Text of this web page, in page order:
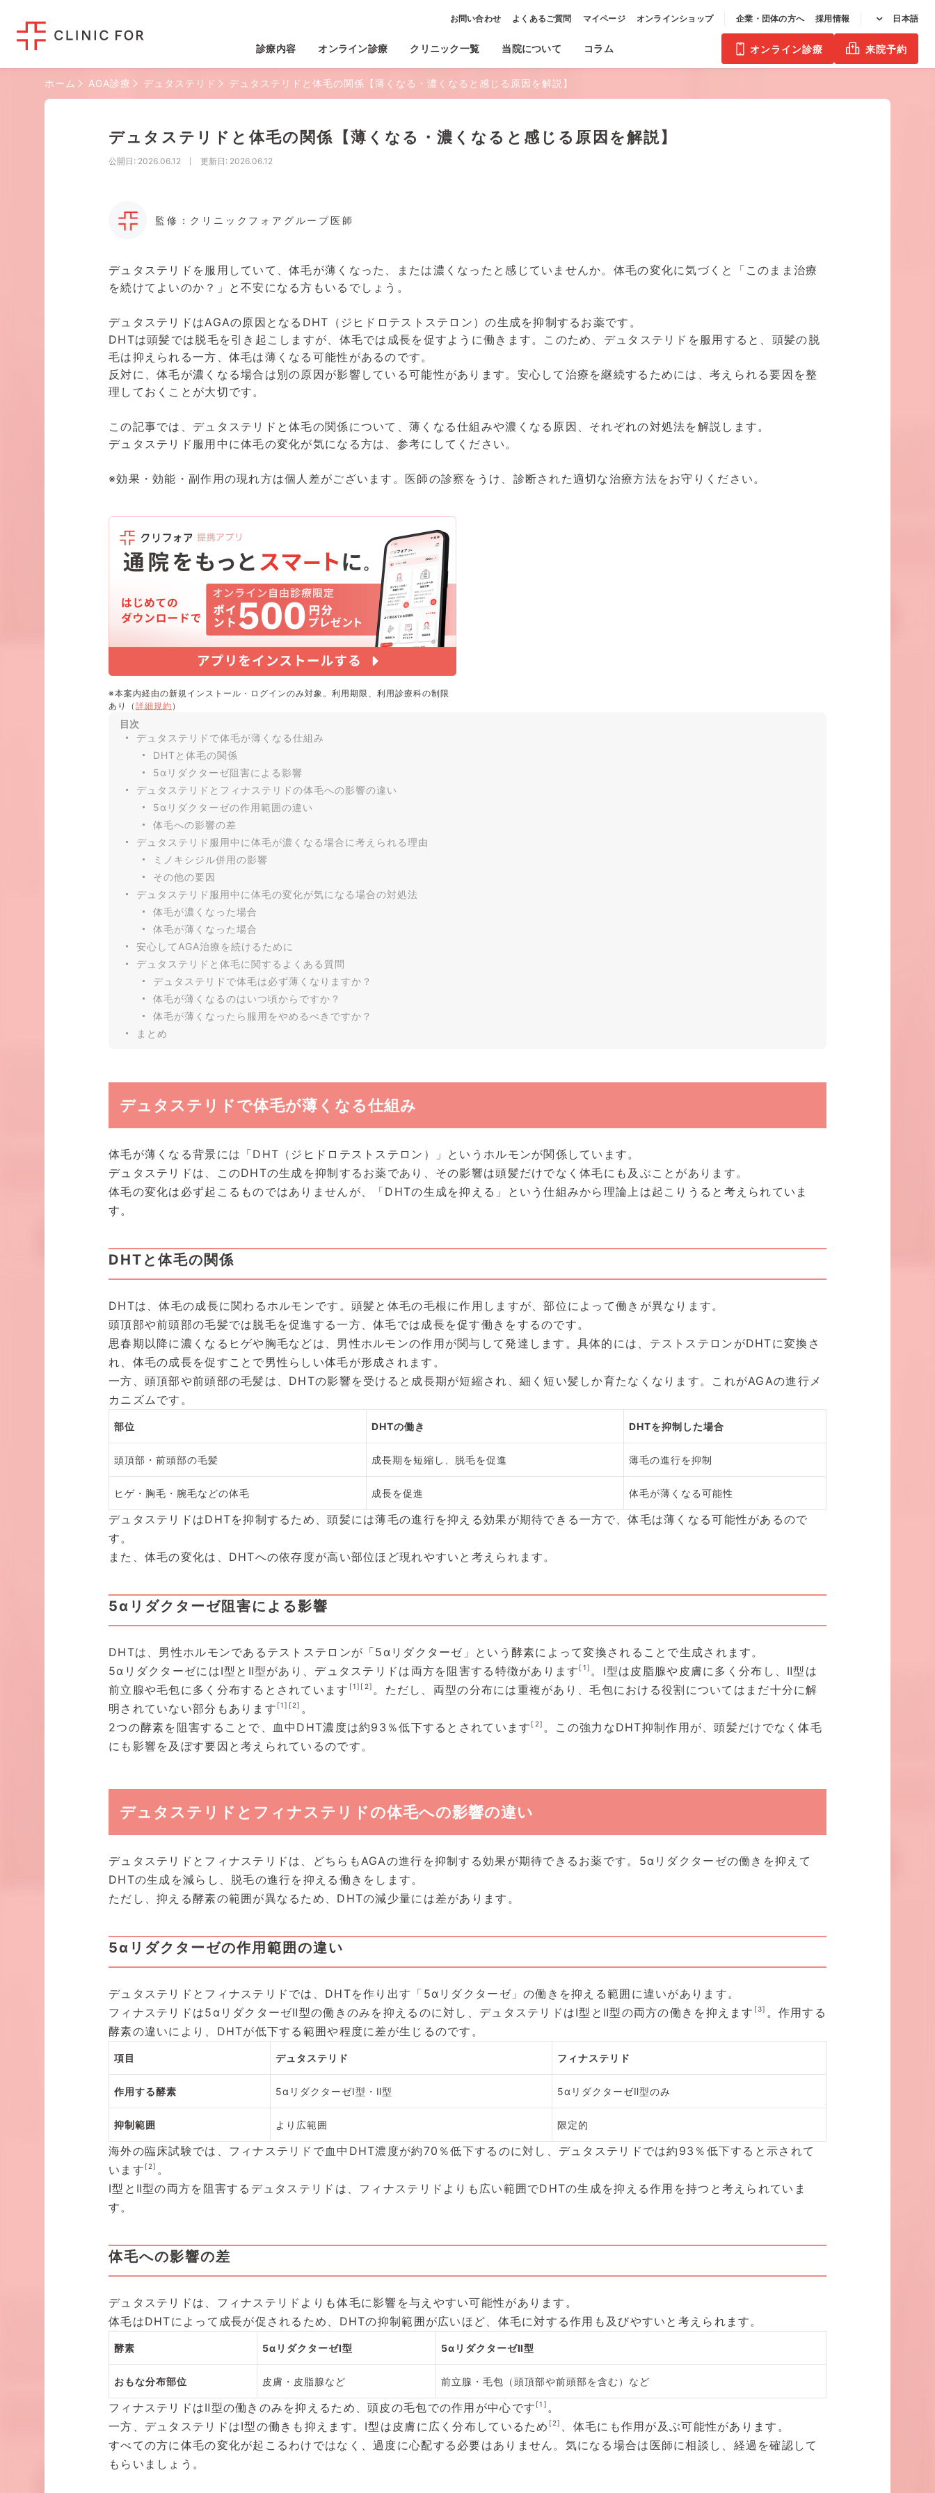
診療内容 オンライン診療 クリニック一覧 当院について コラム
お問い合わせ よくあるご質問 マイページ オンラインショップ 企業・団体の方へ 採用情報 日本語
来院予約
オンライン診療
ホーム AGA診療 デュタステリド デュタステリドと体毛の関係【薄くなる・濃くなると感じる原因を解説】
デュタステリドと体毛の関係【薄くなる・濃くなると感じる原因を解説】
公開日 : 2026.06.12 更新日 : 2026.06.12
監修：クリニックフォアグループ医師
デュタステリドを服用していて、体毛が薄くなった、または濃くなったと感じていませんか。体毛の変化に気づくと「このまま治療
を続けてよいのか？」と不安になる方もいるでしょう。
デュタステリドはAGAの原因となるDHT（ジヒドロテストステロン）の生成を抑制するお薬です。
DHTは頭髪では脱毛を引き起こしますが、体毛では成長を促すように働きます。このため、デュタステリドを服用すると、頭髪の脱
毛は抑えられる一方、体毛は薄くなる可能性があるのです。
反対に、体毛が濃くなる場合は別の原因が影響している可能性があります。安心して治療を継続するためには、考えられる要因を整
理しておくことが大切です。
この記事では、デュタステリドと体毛の関係について、薄くなる仕組みや濃くなる原因、それぞれの対処法を解説します。
デュタステリド服用中に体毛の変化が気になる方は、参考にしてください。
※効果・効能・副作用の現れ方は個人差がございます。医師の診察をうけ、診断された適切な治療方法をお守りください。
※本案内経由の新規インストール・ログインのみ対象。利用期限、利用診療科の制限
あり（ 詳細規約 ）
目次
デュタステリドで体毛が薄くなる仕組み
DHTと体毛の関係
5αリダクターゼ阻害による影響
デュタステリドとフィナステリドの体毛への影響の違い
5αリダクターゼの作用範囲の違い
体毛への影響の差
デュタステリド服用中に体毛が濃くなる場合に考えられる理由
ミノキシジル併用の影響
その他の要因
デュタステリド服用中に体毛の変化が気になる場合の対処法
体毛が濃くなった場合
体毛が薄くなった場合
安心してAGA治療を続けるために
デュタステリドと体毛に関するよくある質問
デュタステリドで体毛は必ず薄くなりますか？
体毛が薄くなるのはいつ頃からですか？
体毛が薄くなったら服用をやめるべきですか？
まとめ
デュタステリドで体毛が薄くなる仕組み
体毛が薄くなる背景には「DHT（ジヒドロテストステロン）」というホルモンが関係しています。
デュタステリドは、このDHTの生成を抑制するお薬であり、その影響は頭髪だけでなく体毛にも及ぶことがあります。
体毛の変化は必ず起こるものではありませんが、「DHTの生成を抑える」という仕組みから理論上は起こりうると考えられていま
す。
DHTと体毛の関係
DHTは、体毛の成長に関わるホルモンです。頭髪と体毛の毛根に作用しますが、部位によって働きが異なります。
頭頂部や前頭部の毛髪では脱毛を促進する一方、体毛では成長を促す働きをするのです。
思春期以降に濃くなるヒゲや胸毛などは、男性ホルモンの作用が関与して発達します。具体的には、テストステロンがDHTに変換さ
れ、体毛の成長を促すことで男性らしい体毛が形成されます。
一方、頭頂部や前頭部の毛髪は、DHTの影響を受けると成長期が短縮され、細く短い髪しか育たなくなります。これがAGAの進行メ
カニズムです。
部位 DHTの働き DHTを抑制した場合
頭頂部・前頭部の毛髪 成長期を短縮し、脱毛を促進 薄毛の進行を抑制
ヒゲ・胸毛・腕毛などの体毛 成長を促進 体毛が薄くなる可能性
デュタステリドはDHTを抑制するため、頭髪には薄毛の進行を抑える効果が期待できる一方で、体毛は薄くなる可能性があるので
す。
また、体毛の変化は、DHTへの依存度が高い部位ほど現れやすいと考えられます。
5αリダクターゼ阻害による影響
DHTは、男性ホルモンであるテストステロンが「5αリダクターゼ」という酵素によって変換されることで生成されます。
5αリダクターゼにはⅠ型とⅡ型があり、デュタステリドは両方を阻害する特徴があります [1] 。Ⅰ型は皮脂腺や皮膚に多く分布し、Ⅱ型は
前立腺や毛包に多く分布するとされています [1] [2] 。ただし、両型の分布には重複があり、毛包における役割についてはまだ十分に解
明されていない部分もあります [1] [2] 。
2つの酵素を阻害することで、血中DHT濃度は約93％低下するとされています [2] 。この強力なDHT抑制作用が、頭髪だけでなく体毛
にも影響を及ぼす要因と考えられているのです。
デュタステリドとフィナステリドの体毛への影響の違い
デュタステリドとフィナステリドは、どちらもAGAの進行を抑制する効果が期待できるお薬です。5αリダクターゼの働きを抑えて
DHTの生成を減らし、脱毛の進行を抑える働きをします。
ただし、抑える酵素の範囲が異なるため、DHTの減少量には差があります。
5αリダクターゼの作用範囲の違い
デュタステリドとフィナステリドでは、DHTを作り出す「5αリダクターゼ」の働きを抑える範囲に違いがあります。
フィナステリドは5αリダクターゼⅡ型の働きのみを抑えるのに対し、デュタステリドはⅠ型とⅡ型の両方の働きを抑えます [3] 。作用する
酵素の違いにより、DHTが低下する範囲や程度に差が生じるのです。
項目 デュタステリド フィナステリド
作用する酵素 5αリダクターゼⅠ型・Ⅱ型 5αリダクターゼⅡ型のみ
抑制範囲 より広範囲 限定的
海外の臨床試験では、フィナステリドで血中DHT濃度が約70％低下するのに対し、デュタステリドでは約93％低下すると示されて
います [2] 。
Ⅰ型とⅡ型の両方を阻害するデュタステリドは、フィナステリドよりも広い範囲でDHTの生成を抑える作用を持つと考えられていま
す。
体毛への影響の差
デュタステリドは、フィナステリドよりも体毛に影響を与えやすい可能性があります。
体毛はDHTによって成長が促されるため、DHTの抑制範囲が広いほど、体毛に対する作用も及びやすいと考えられます。
酵素 5αリダクターゼⅠ型 5αリダクターゼⅡ型
おもな分布部位 皮膚・皮脂腺など 前立腺・毛包（頭頂部や前頭部を含む）など
フィナステリドはⅡ型の働きのみを抑えるため、頭皮の毛包での作用が中心です [1] 。
一方、デュタステリドはⅠ型の働きも抑えます。Ⅰ型は皮膚に広く分布しているため [2] 、体毛にも作用が及ぶ可能性があります。
すべての方に体毛の変化が起こるわけではなく、過度に心配する必要はありません。気になる場合は医師に相談し、経過を確認して
もらいましょう。